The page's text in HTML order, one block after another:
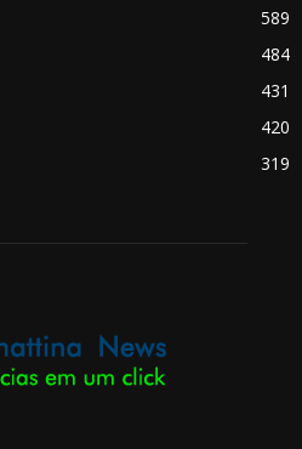
589
484
431
420
319